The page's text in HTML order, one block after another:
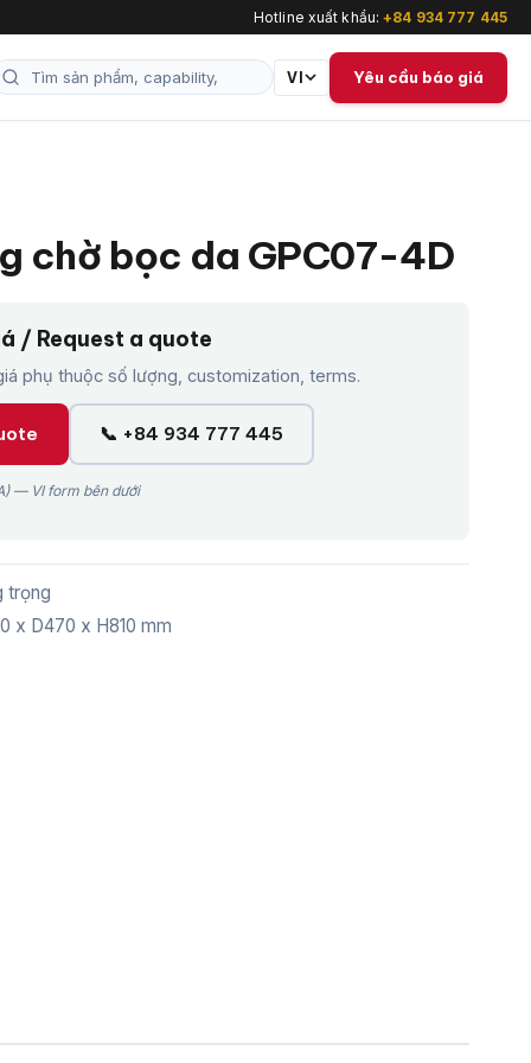
Hotline xuất khẩu:+84 934 777 445
VI Yêu cầu báo giá
chờ bọc da GPC07-4D
/ Request a quote
phụ thuộc số lượng, customization, terms.
📞 +84 934 777 445
— VI form bên dưới
trọng
x D470 x H810 mm